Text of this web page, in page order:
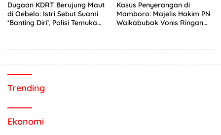
Dugaan KDRT Berujung Maut
di Oebelo: Istri Sebut Suami
‘Banting Diri’, Polisi Temukan
Kasus Penyerangan di
Mamboro: Majelis Hakim PN
Waikabubak Vonis Ringan
Ajukan Banding
Trending
Ekonomi